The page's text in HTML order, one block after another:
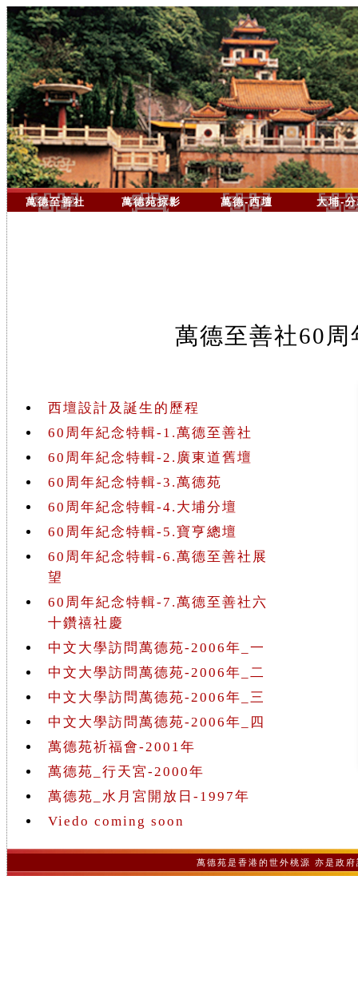
萬德至善社 萬德苑掠影 萬德-西壇 大埔-
萬德至善社60
西壇設計及誕生的歷程
60周年紀念特輯-1.萬德至善社
60周年紀念特輯-2.廣東道舊壇
60周年紀念特輯-3.萬德苑
60周年紀念特輯-4.大埔分壇
60周年紀念特輯-5.寶亨總壇
60周年紀念特輯-6.萬德至善社展
望
60周年紀念特輯-7.萬德至善社六
十鑽禧社慶
中文大學訪問萬德苑-2006年_一
中文大學訪問萬德苑-2006年_二
中文大學訪問萬德苑-2006年_三
中文大學訪問萬德苑-2006年_四
萬德苑祈福會-2001年
萬德苑_行天宮-2000年
萬德苑_水月宮開放日-1997年
Viedo coming soon
萬德苑是香港的世外桃源 亦是